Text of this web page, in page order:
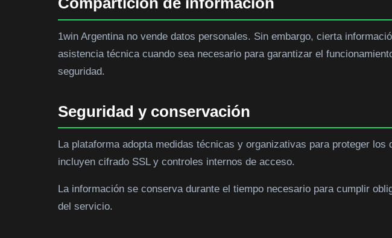
1win Argentina no vende datos personales. Sin embargo, cierta
asistencia técnica cuando sea necesario para garantizar el
seguridad.
Seguridad y conservación
La plataforma adopta medidas técnicas y organizativas para proteger
incluyen cifrado SSL y controles internos de acceso.
La información se conserva durante el tiempo necesario para cumplir
del servicio.